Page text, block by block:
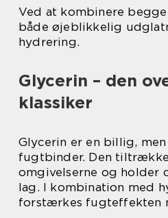
Ved at kombinere
både øjeblikkelig
hydrering.
Glycerin – den
klassiker
Glycerin er en billig,
fugtbinder. Den
omgivelserne og holder
lag. I kombination med
forstærkes fugteffekten